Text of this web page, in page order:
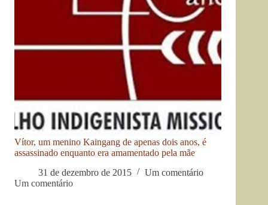
Vítor, um menino Kaingang de apenas dois anos, é
assassinado enquanto era amamentado pela mãe
31 de dezembro de 2015
Um comentário
Um comentário